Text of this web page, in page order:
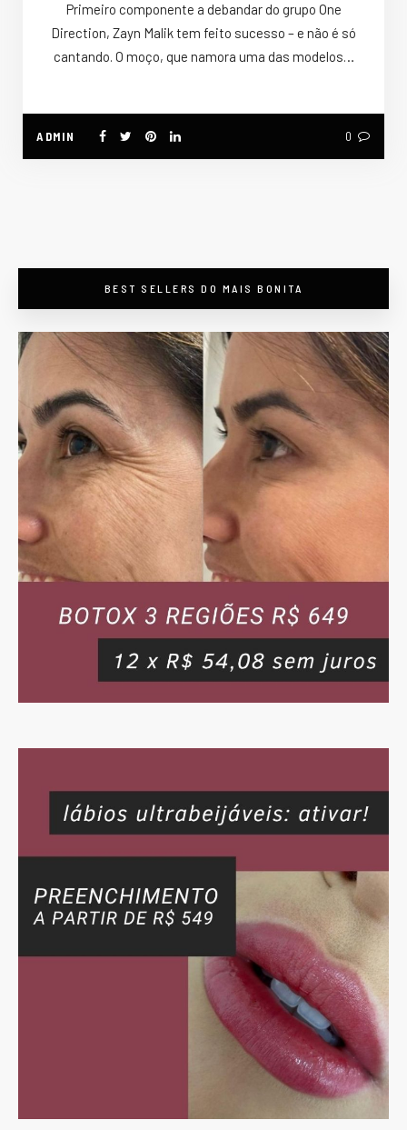
Primeiro componente a debandar do grupo One
Direction, Zayn Malik tem feito sucesso – e não é só
cantando. O moço, que namora uma das modelos…
ADMIN 0
BEST SELLERS DO MAIS BONITA